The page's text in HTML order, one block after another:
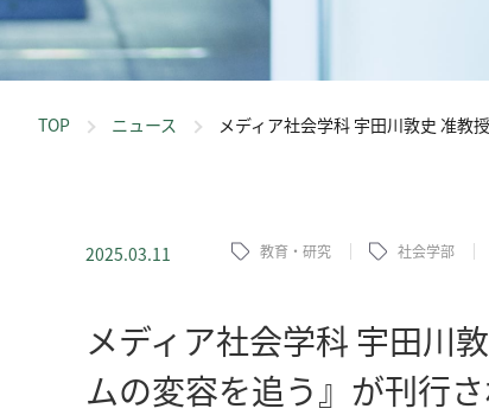
TOP ニュース メディア社会学科 宇田川敦史 准教
2025.03.11 教育・研究 社会学部
メディア社会学科 宇田川
ムの変容を追う』が刊行